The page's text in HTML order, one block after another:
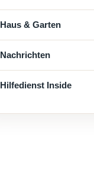
Haus & Garten
Nachrichten
Hilfedienst Inside